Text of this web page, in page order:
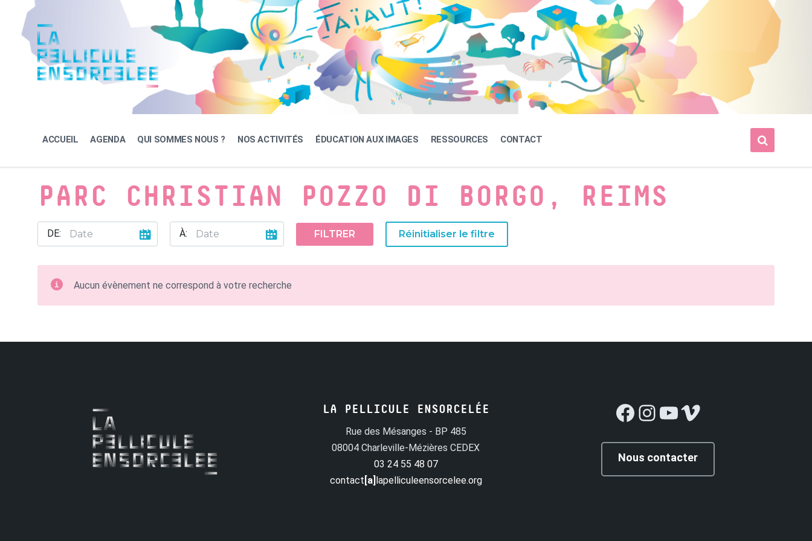
content
navigation
footer
ACCUEIL AGENDA QUI SOMMES NOUS ? NOS ACTIVITÉS ÉDUCATION AUX IMAGES RESSOURCES CONTACT
PARC CHRISTIAN POZZO DI BORGO, REIMS
DE: À: FILTRER Réinitialiser le filtre
Aucun évènement ne correspond à votre recherche
LA PELLICULE ENSORCELÉE
Rue des Mésanges - BP 485
08004 Charleville-Mézières CEDEX
03 24 55 48 07
contact [a] lapelliculeensorcelee.org
Facebook
Instagram
YouTube
Vimeo
Nous contacter